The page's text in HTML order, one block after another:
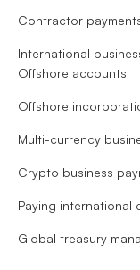
Contractor
International
Offshore accounts
Offshore
Multi-currency
Crypto business
Paying international
Global treasury